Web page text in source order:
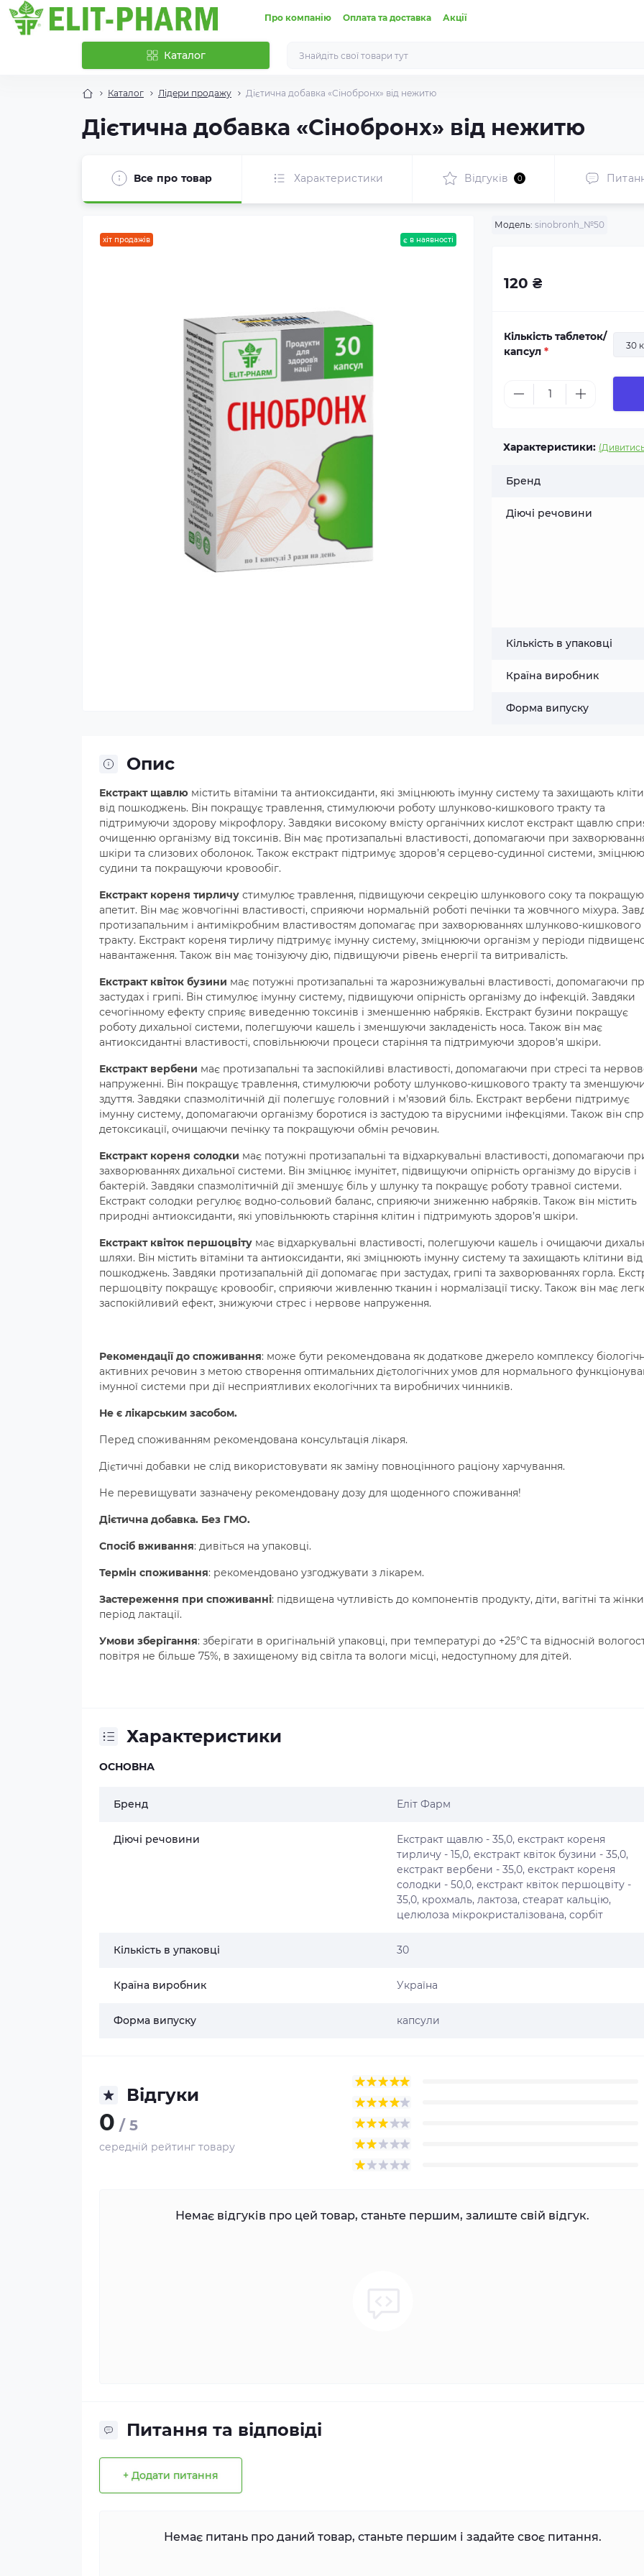
Про компанію Оплата та доставка Акції
Каталог
Каталог Лідери продажу Дієтична добавка «Сінобронх» від нежитю
Дієтична добавка «Сінобронх» від нежитю
Все про товар Характеристики Відгуків 0
хіт продажів є в наявності
Модель: sinobronh_№50
120 ₴
Кількість таблеток/
капсул * 30
Характеристики:
Бренд
Діючі речовини
Кількість в упаковці
Країна виробник
Форма випуску
Опис
Екстракт щавлю містить вітаміни та антиоксиданти, які зміцнюють імунну систему та захищають
від пошкоджень. Він покращує травлення, стимулюючи роботу шлунково-кишкового тракту та
підтримуючи здорову мікрофлору. Завдяки високому вмісту органічних кислот екстракт щавлю
очищенню організму від токсинів. Він має протизапальні властивості, допомагаючи при
шкіри та слизових оболонок. Також екстракт підтримує здоров’я серцево-судинної системи,
судини та покращуючи кровообіг.
Екстракт кореня тирличу стимулює травлення, підвищуючи секрецію шлункового соку та
апетит. Він має жовчогінні властивості, сприяючи нормальній роботі печінки та жовчного міхура.
протизапальним і антимікробним властивостям допомагає при захворюваннях шлунково-кишкового
тракту. Екстракт кореня тирличу підтримує імунну систему, зміцнюючи організм у періоди
навантаження. Також він має тонізуючу дію, підвищуючи рівень енергії та витривалість.
Екстракт квіток бузини має потужні протизапальні та жарознижувальні властивості, допомагаючи
застудах і грипі. Він стимулює імунну систему, підвищуючи опірність організму до інфекцій. Завдяки
сечогінному ефекту сприяє виведенню токсинів і зменшенню набряків. Екстракт бузини покращує
роботу дихальної системи, полегшуючи кашель і зменшуючи закладеність носа. Також він має
антиоксидантні властивості, сповільнюючи процеси старіння та підтримуючи здоров'я шкіри.
Екстракт вербени має протизапальні та заспокійливі властивості, допомагаючи при стресі та
напруженні. Він покращує травлення, стимулюючи роботу шлунково-кишкового тракту та
здуття. Завдяки спазмолітичній дії полегшує головний і м'язовий біль. Екстракт вербени підтримує
імунну систему, допомагаючи організму боротися із застудою та вірусними інфекціями. Також він
детоксикації, очищаючи печінку та покращуючи обмін речовин.
Екстракт кореня солодки має потужні протизапальні та відхаркувальні властивості, допомагаючи
захворюваннях дихальної системи. Він зміцнює імунітет, підвищуючи опірність організму до вірусів і
бактерій. Завдяки спазмолітичній дії зменшує біль у шлунку та покращує роботу травної системи.
Екстракт солодки регулює водно-сольовий баланс, сприяючи зниженню набряків. Також він містить
природні антиоксиданти, які уповільнюють старіння клітин і підтримують здоров’я шкіри.
Екстракт квіток першоцвіту має відхаркувальні властивості, полегшуючи кашель і очищаючи
шляхи. Він містить вітаміни та антиоксиданти, які зміцнюють імунну систему та захищають клітини від
пошкоджень. Завдяки протизапальній дії допомагає при застудах, грипі та захворюваннях горла.
першоцвіту покращує кровообіг, сприяючи живленню тканин і нормалізації тиску. Також він має
заспокійливий ефект, знижуючи стрес і нервове напруження.
Рекомендації до споживання: може бути рекомендована як додаткове джерело комплексу
активних речовин з метою створення оптимальних дієтологічних умов для нормального
імунної системи при дії несприятливих екологічних та виробничих чинників.
Не є лікарським засобом.
Перед споживанням рекомендована консультація лікаря.
Дієтичні добавки не слід використовувати як заміну повноцінного раціону харчування.
Не перевищувати зазначену рекомендовану дозу для щоденного споживання!
Дієтична добавка. Без ГМО.
Спосіб вживання: дивіться на упаковці.
Термін споживання: рекомендовано узгоджувати з лікарем.
Застереження при споживанні: підвищена чутливість до компонентів продукту, діти, вагітні та
період лактації.
Умови зберігання: зберігати в оригінальній упаковці, при температурі до +25°С та відносній
повітря не більше 75%, в захищеному від світла та вологи місці, недоступному для дітей.
Характеристики
ОСНОВНА
Бренд Еліт Фарм
Діючі речовини
Екстракт щавлю - 35,0, екстракт кореня
тирличу - 15,0, екстракт квіток бузини - 35,0,
екстракт вербени - 35,0, екстракт кореня
солодки - 50,0, екстракт квіток першоцвіту -
35,0, крохмаль, лактоза, стеарат кальцію,
целюлоза мікрокристалізована, сорбіт
Кількість в упаковці 30
Країна виробник Україна
Форма випуску капсули
Відгуки
0 / 5
середній рейтинг товару
Немає відгуків про цей товар, станьте першим, залиште свій відгук.
Питання та відповіді
+ Додати питання
Немає питань про даний товар, станьте першим і задайте своє питання.